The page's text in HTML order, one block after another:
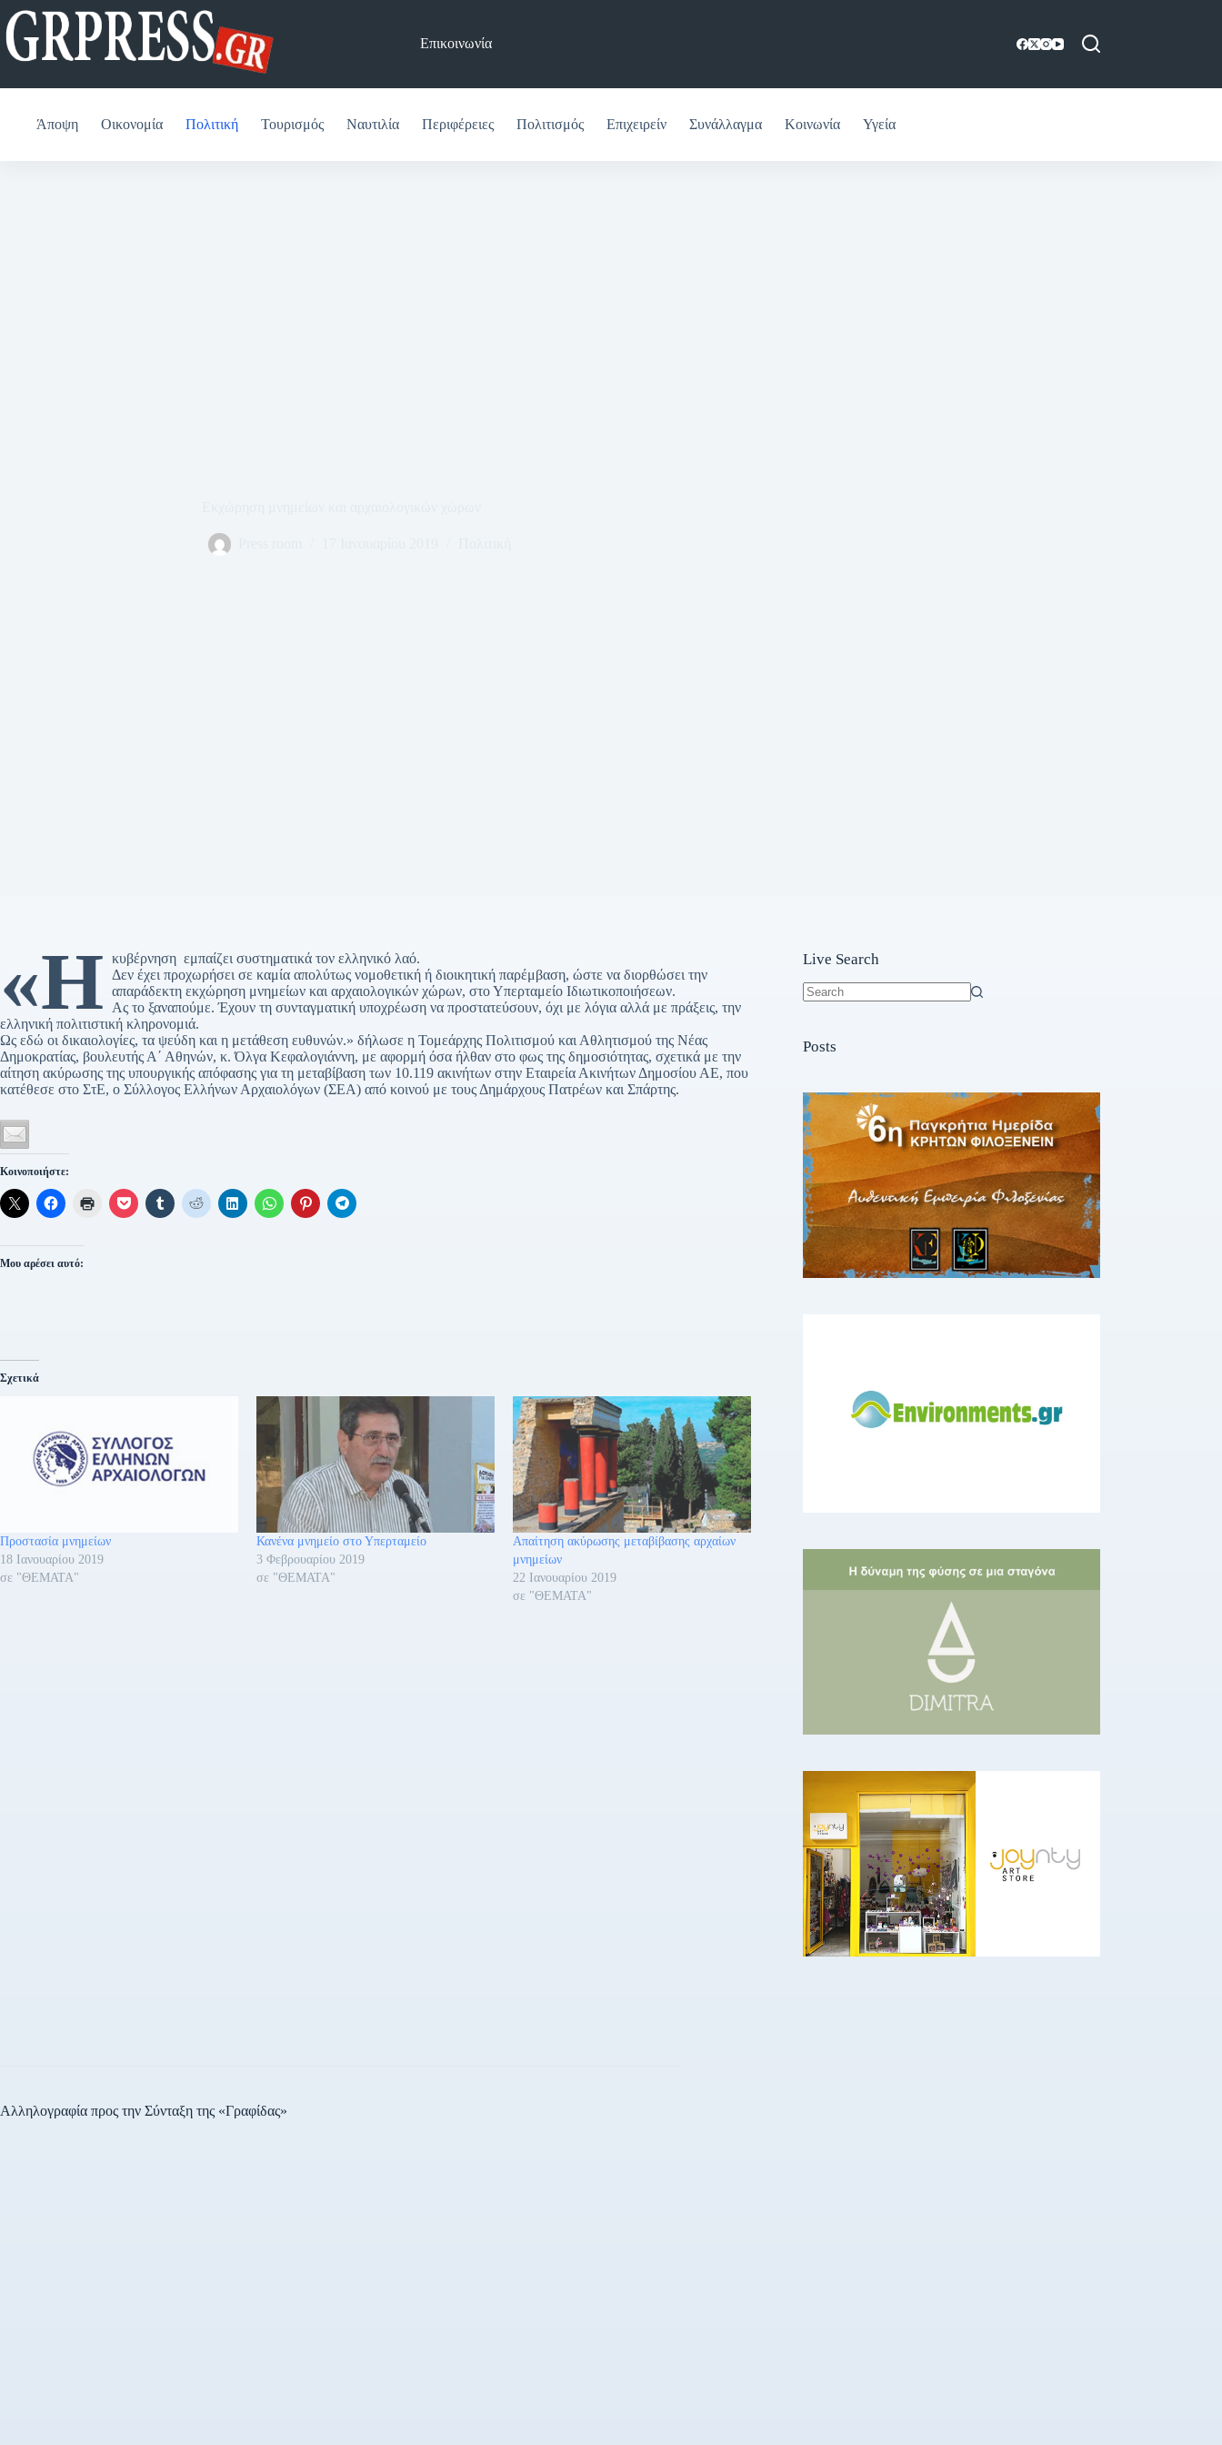
Μετάβαση
στο
περιεχόμενο
Επικοινωνία
Άποψη Οικονομία Πολιτική Τουρισμός Ναυτιλία Περιφέρειες Πολιτισμός Επιχειρείν Συνάλλαγμα Κοινωνία Υγεία
«Η κυβέρνηση εμπαίζει συστηματικά τον ελληνικό λαό.
Δεν έχει προχωρήσει σε καμία απολύτως νομοθετική ή διοικητική παρέμβαση, ώστε να διορθώσει την
απαράδεκτη εκχώρηση μνημείων και αρχαιολογικών χώρων, στο Υπερταμείο Ιδιωτικοποιήσεων.
Ας το ξαναπούμε. Έχουν τη συνταγματική υποχρέωση να προστατεύσουν, όχι με λόγια αλλά με πράξεις, την
ελληνική πολιτιστική κληρονομιά.
Ως εδώ οι δικαιολογίες, τα ψεύδη και η μετάθεση ευθυνών.» δήλωσε η Τομεάρχης Πολιτισμού και Αθλητισμού της Νέας
Δημοκρατίας, βουλευτής Α΄ Αθηνών, κ. Όλγα Κεφαλογιάννη, με αφορμή όσα ήλθαν στο φως της δημοσιότητας, σχετικά με την
αίτηση ακύρωσης της υπουργικής απόφασης για τη μεταβίβαση των 10.119 ακινήτων στην Εταιρεία Ακινήτων Δημοσίου ΑΕ, που
κατέθεσε στο ΣτΕ, ο Σύλλογος Ελλήνων Αρχαιολόγων (ΣΕΑ) από κοινού με τους Δημάρχους Πατρέων και Σπάρτης.
Κοινοποιήστε:
Μου αρέσει αυτό:
Σχετικά
Προστασία μνημείων
18 Ιανουαρίου 2019
σε "ΘΕΜΑΤΑ"
Κανένα μνημείο στο Υπερταμείο
3 Φεβρουαρίου 2019
σε "ΘΕΜΑΤΑ"
Απαίτηση ακύρωσης μεταβίβασης αρχαίων
μνημείων
22 Ιανουαρίου 2019
σε "ΘΕΜΑΤΑ"
Live Search
Posts
Αλληλογραφία προς την Σύνταξη της «Γραφίδας»